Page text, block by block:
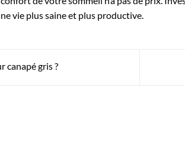
vie plus saine et plus productive.
canapé gris ?